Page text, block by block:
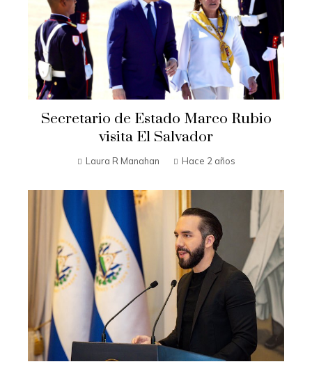
Secretario de Estado Marco Rubio
visita El Salvador
Laura R Manahan Hace 2 años